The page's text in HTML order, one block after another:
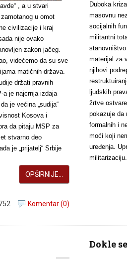
, a u stvari
u omot
civilizacije i kraj
nije ovako
zakon jačeg.
videćemo da su sve
matičnih država.
držati pravnih
je najcrnja izdaja
je većina „sudija“
Kosova i
da pitaju MSP za
stvarno deo
je „prijatelj“ Srbije
OPŠIRNIJE...
Komentar (0)
Duboka
masovnu
socijalnih
militantni
materijal za
njihovi
ljudskih
žrtve
pokazuje da
formalnih i
moći koji
uređenja.
Dokle